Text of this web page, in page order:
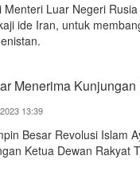
Menteri Luar Negeri
ide Iran, untuk
Menerima
13:39
Besar Revolusi Islam
Ketua Dewan Rakyat